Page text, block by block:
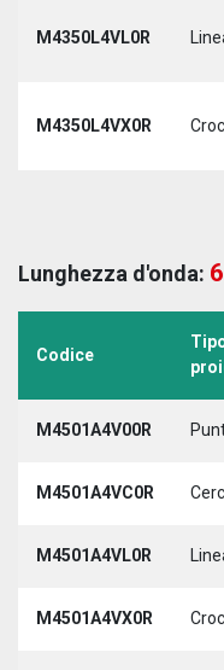
M4350L4VL0R
M4350L4VX0R
Lunghezza d'onda:
Codice
M4501A4V00R
M4501A4VC0R
M4501A4VL0R
M4501A4VX0R